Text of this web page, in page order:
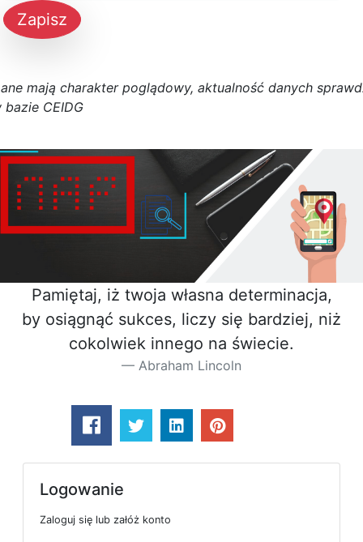
Zapisz
ane mają charakter poglądowy, aktualność danych sprawd
bazie CEIDG
Pamiętaj, iż twoja własna determinacja,
by osiągnąć sukces, liczy się bardziej, niż
cokolwiek innego na świecie.
Abraham Lincoln
Logowanie
Zaloguj się lub załóż konto